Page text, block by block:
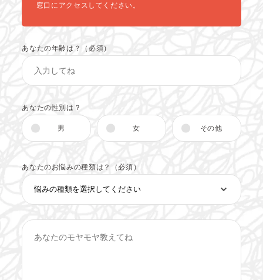
窓口にアクセスしてください。
あなたの年齢は？（必須）
あなたの性別は？
男 女 その他
あなたのお悩みの種類は？（必須）